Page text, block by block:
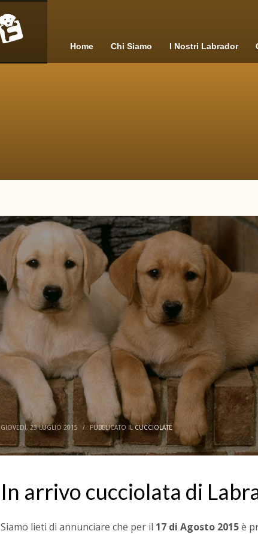
Home Chi Siamo I Nostri Labrador
GIOVEDÌ, 23 LUGLIO 2015 / PUBBLICATO ILCUCCIOLATE
In arrivo cucciolata di
Siamo lieti di annunciare che per il 17 di Agosto 2015è